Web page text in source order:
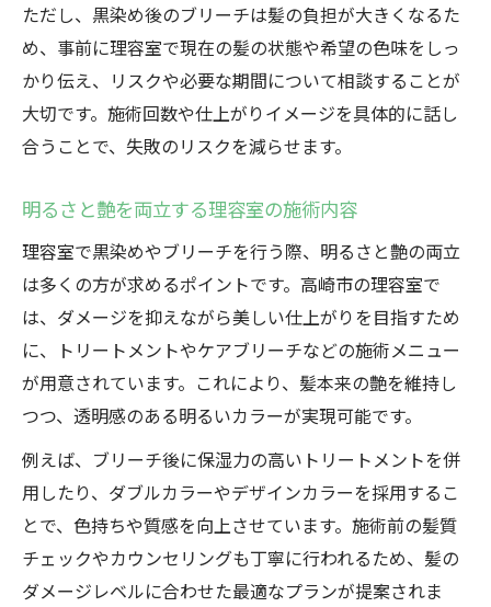
ただし、黒染め後のブリーチは髪の負担が大きくなるた
め、事前に理容室で現在の髪の状態や希望の色味をしっ
かり伝え、リスクや必要な期間について相談することが
大切です。施術回数や仕上がりイメージを具体的に話し
合うことで、失敗のリスクを減らせます。
明るさと艶を両立する理容室の施術内容
理容室で黒染めやブリーチを行う際、明るさと艶の両立
は多くの方が求めるポイントです。高崎市の理容室で
は、ダメージを抑えながら美しい仕上がりを目指すため
に、トリートメントやケアブリーチなどの施術メニュー
が用意されています。これにより、髪本来の艶を維持し
つつ、透明感のある明るいカラーが実現可能です。
例えば、ブリーチ後に保湿力の高いトリートメントを併
用したり、ダブルカラーやデザインカラーを採用するこ
とで、色持ちや質感を向上させています。施術前の髪質
チェックやカウンセリングも丁寧に行われるため、髪の
ダメージレベルに合わせた最適なプランが提案されま